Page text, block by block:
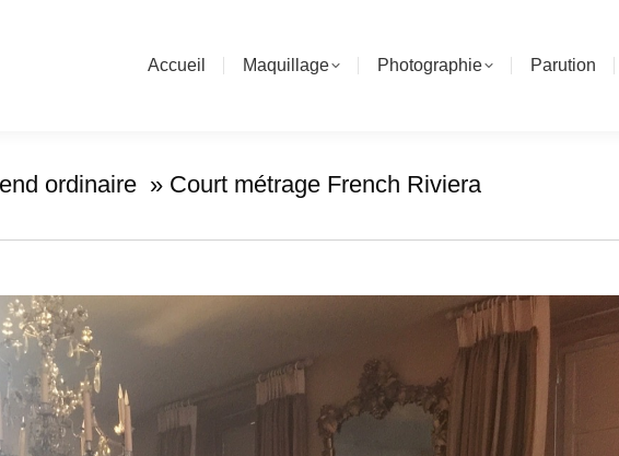
Accueil Maquillage Photographie Parution
ordinaire » Court métrage French Riviera